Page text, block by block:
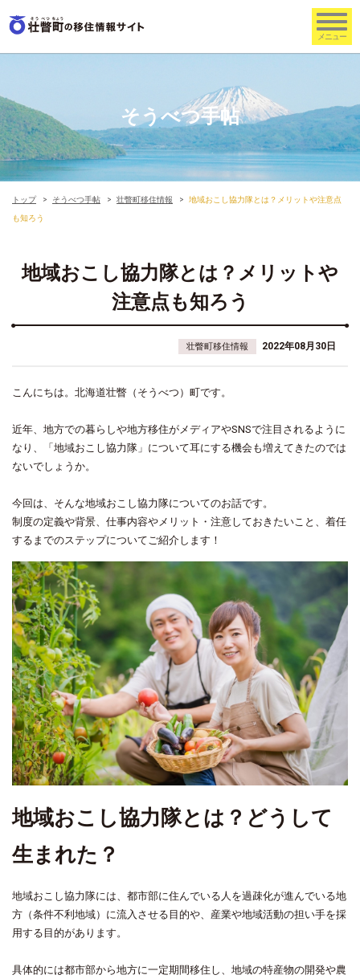
そうべつ手帖
トップ そうべつ手帖 壮瞥町移住情報 地域おこし協力隊とは？メリットや注意点
も知ろう
地域おこし協力隊とは？メリットや
注意点も知ろう
壮瞥町移住情報 2022年08月30日
こんにちは。北海道壮瞥（そうべつ）町です。
近年、地方での暮らしや地方移住がメディアやSNSで注目されるように
なり、「地域おこし協力隊」について耳にする機会も増えてきたのでは
ないでしょうか。
今回は、そんな地域おこし協力隊についてのお話です。
制度の定義や背景、仕事内容やメリット・注意しておきたいこと、着任
するまでのステップについてご紹介します！
地域おこし協力隊とは？どうして
生まれた？
地域おこし協力隊には、都市部に住んでいる人を過疎化が進んでいる地
方（条件不利地域）に流入させる目的や、産業や地域活動の担い手を採
用する目的があります。
具体的には都市部から地方に一定期間移住し、地域の特産物の開発や農